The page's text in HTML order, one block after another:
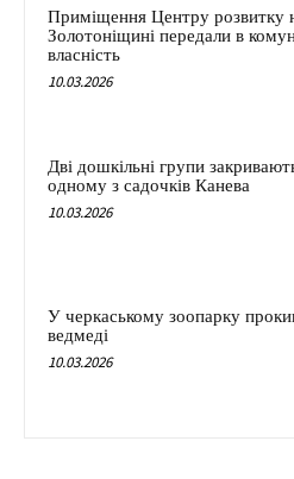
Приміщення Центру розвитку
Золотоніщині передали в
власність
10.03.2026
Дві дошкільні групи
одному з садочків Канева
10.03.2026
У черкаському зоопарку
ведмеді
10.03.2026